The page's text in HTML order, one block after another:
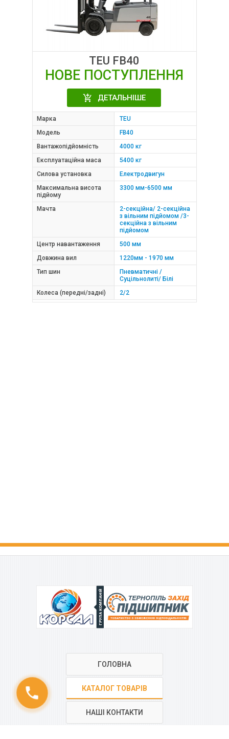
phone
TEU FB40
НОВЕ ПОСТУПЛЕННЯ
ДЕТАЛЬНІШЕ
Марка
TEU
Модель
FB40
Вантажопідйомність
4000 кг
Експлуатаційна маса
5400 кг
Силова установка
Електродвигун
Максимальна висота
підйому
3300 мм-6500 мм
Мачта
2-секційна/ 2-секційна
з вільним підйомом /3-
секційна з вільним
підйомом
Центр навантаження
500 мм
Довжина вил
1220мм - 1970 мм
Тип шин
Пневматичні /
Суцільнолиті/ Білі
Колеса (передні/задні)
2/2
ГРУПА КОМПАНІЙ
ГОЛОВНА
КАТАЛОГ ТОВАРІВ
НАШІ КОНТАКТИ